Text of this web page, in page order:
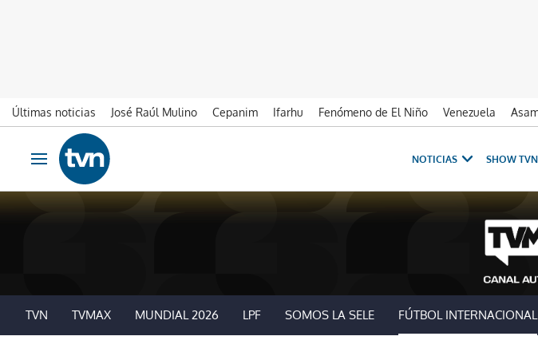
Últimas noticias José Raúl Mulino Cepanim Ifarhu Fenómeno de El Niño Venezuela
Ir al contenido
Obrir navegació
NOTICIAS SHOW TVN
TVN TVMAX MUNDIAL 2026 LPF SOMOS LA SELE FÚTBOL INTERNACIONAL